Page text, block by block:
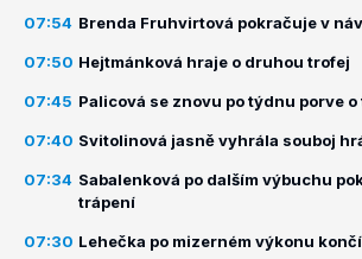
07:54 Brenda Fruhvirtová pokračuje v
07:50 Hejtmánková hraje o druhou trofej
07:45 Palicová se znovu po týdnu porve
07:40 Svitolinová jasně vyhrála souboj
07:34 Sabalenková po dalším výbuchu
trápení
07:30 Lehečka po mizerném výkonu končí